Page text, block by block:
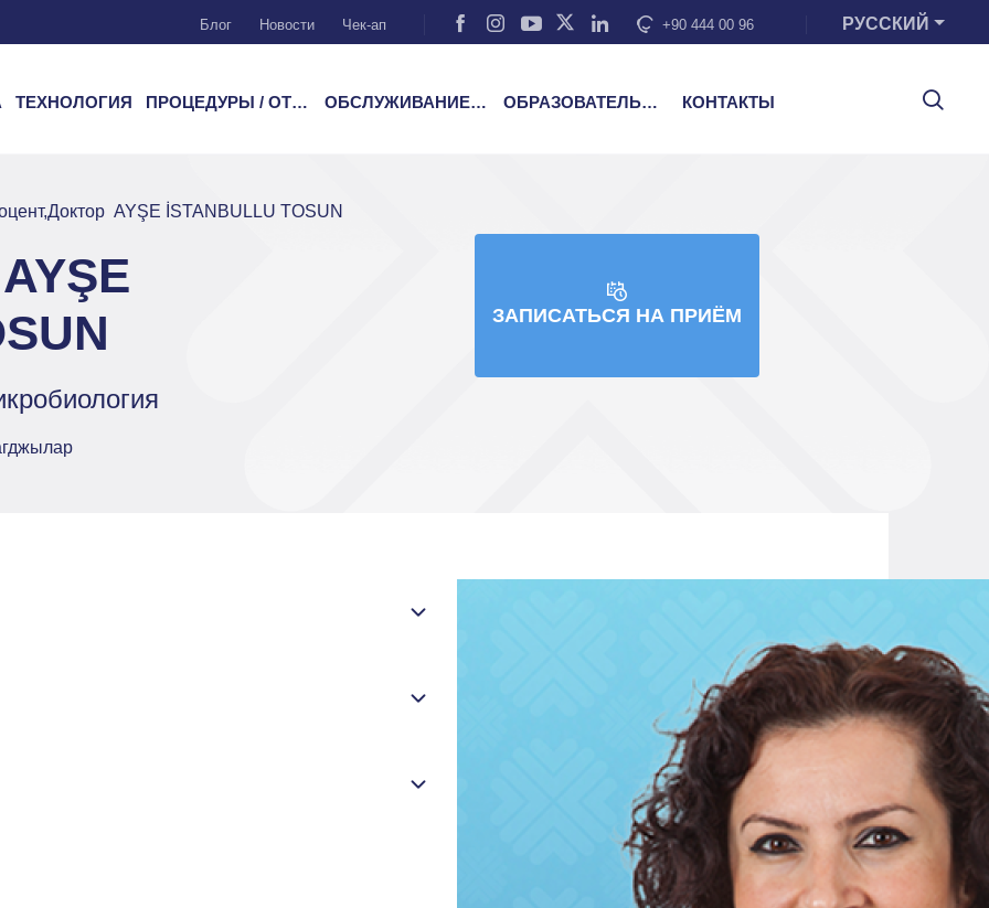
Блог Новости Чек-ап +90 444 00 96 РУССКИЙ
ТЕХНОЛОГИЯ ПРОЦЕДУРЫ / ОТДЕЛЕНИЯ ОБСЛУЖИВАНИЕ ПАЦИЕНТОВ ОБРАЗОВАТЕЛЬНЫЕ УСЛУГИ КОНТАКТЫ
AYŞE İSTANBULLU TOSUN
ЗАПИСАТЬСЯ НА ПРИЁМ